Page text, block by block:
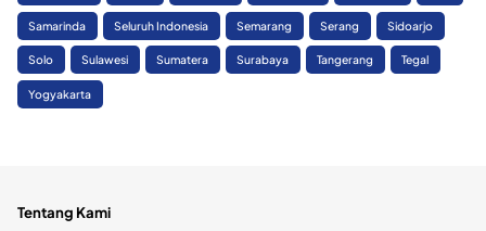
Samarinda Seluruh Indonesia Semarang Serang Sidoarjo
Solo Sulawesi Sumatera Surabaya Tangerang Tegal
Yogyakarta
Tentang Kami